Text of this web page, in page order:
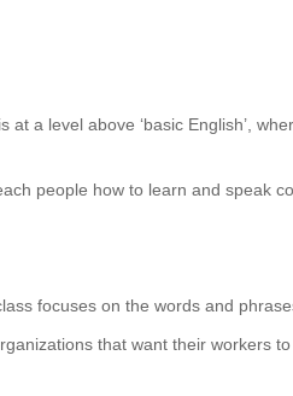
at a level above ‘basic English’,
people how to learn and speak
focuses on the words and
that want their workers